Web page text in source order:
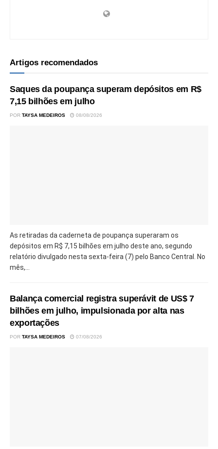
Artigos recomendados
Saques da poupança superam depósitos em R$
7,15 bilhões em julho
POR TAYSA MEDEIROS 08/08/2026
As retiradas da caderneta de poupança superaram os
depósitos em R$ 7,15 bilhões em julho deste ano, segundo
relatório divulgado nesta sexta-feira (7) pelo Banco Central. No
mês,...
Balança comercial registra superávit de US$ 7
bilhões em julho, impulsionada por alta nas
exportações
POR TAYSA MEDEIROS 07/08/2026